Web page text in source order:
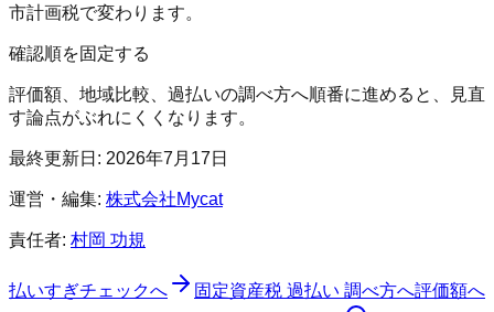
市計画税で変わります。
確認順を固定する
評価額、地域比較、過払いの調べ方へ順番に進めると、見直
す論点がぶれにくくなります。
最終更新日: 2026年7月17日
運営・編集: 株式会社Mycat
責任者: 村岡 功規
払いすぎチェックへ 固定資産税 過払い 調べ方へ評価額へ